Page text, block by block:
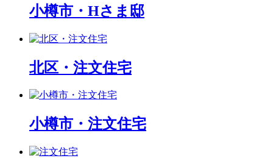
小樽市・Hさま邸
北区・注文住宅
小樽市・注文住宅